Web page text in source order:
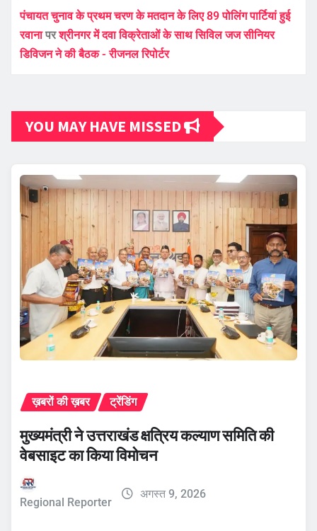
पंचायत चुनाव के प्रथम चरण के मतदान के लिए 89 पोलिंग पार्टियां हुई
रवानापरश्रीनगर में दवा विक्रेताओं के साथ सिविल जज सीनियर
डिविजन ने की बैठक - रीजनल रिपोर्टर
YOU MAY HAVE MISSED
ख़बरों की ख़बर ट्रेंडिंग
मुख्यमंत्री ने उत्तराखंड क्षत्रिय कल्याण समिति की
वेबसाइट का किया विमोचन
Regional Reporter
अगस्त 9, 2026